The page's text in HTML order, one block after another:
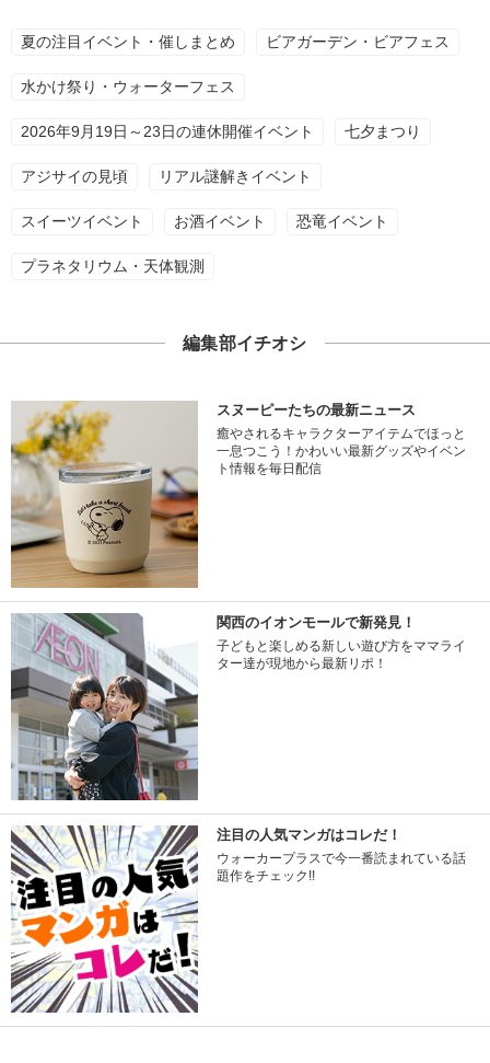
夏の注目イベント・催しまとめ ビアガーデン・ビアフェス
水かけ祭り・ウォーターフェス
2026年9月19日～23日の連休開催イベント 七夕まつり
アジサイの見頃 リアル謎解きイベント
スイーツイベント お酒イベント 恐竜イベント
プラネタリウム・天体観測
編集部イチオシ
スヌーピーたちの最新ニュース
癒やされるキャラクターアイテムでほっと
一息つこう！かわいい最新グッズやイベン
ト情報を毎日配信
関西のイオンモールで新発見！
子どもと楽しめる新しい遊び方をママライ
ター達が現地から最新リポ！
注目の人気マンガはコレだ！
ウォーカープラスで今一番読まれている話
題作をチェック!!